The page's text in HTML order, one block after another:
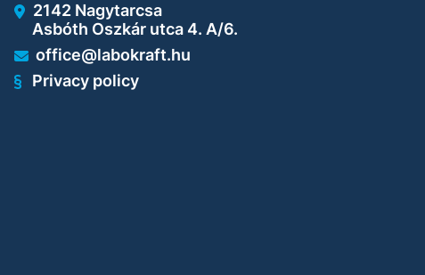
2142 Nagytarcsa
Asbóth Oszkár utca 4. A/6.
office@labokraft.hu
Privacy policy